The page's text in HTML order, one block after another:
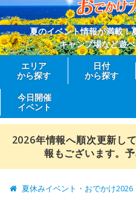
夏のイベント情報が満載！
キャンプ場など遊
エリア
から探す
日付
から探す
今日開催
イベント
2026年情報へ順次更新し
報もございます。
夏休みイベント・おでかけ2026